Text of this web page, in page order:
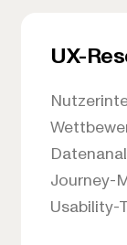
UX-
Journey-
Usability-